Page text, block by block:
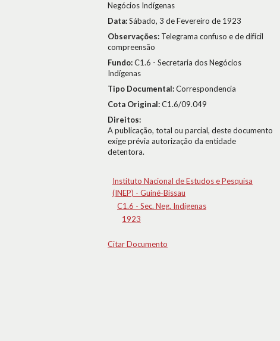
Negócios Indígenas
Data:Sábado, 3 de Fevereiro de 1923
Observações: Telegrama confuso e de difícil
compreensão
Fundo:C1.6 - Secretaria dos Negócios
Indígenas
Tipo Documental:Correspondencia
Cota Original:C1.6/09.049
Direitos:
A publicação, total ou parcial, deste documento
exige prévia autorização da entidade
detentora.
Instituto Nacional de Estudos e Pesquisa
(INEP) - Guiné-Bissau
C1.6 - Sec. Neg. Indígenas
1923
Citar Documento